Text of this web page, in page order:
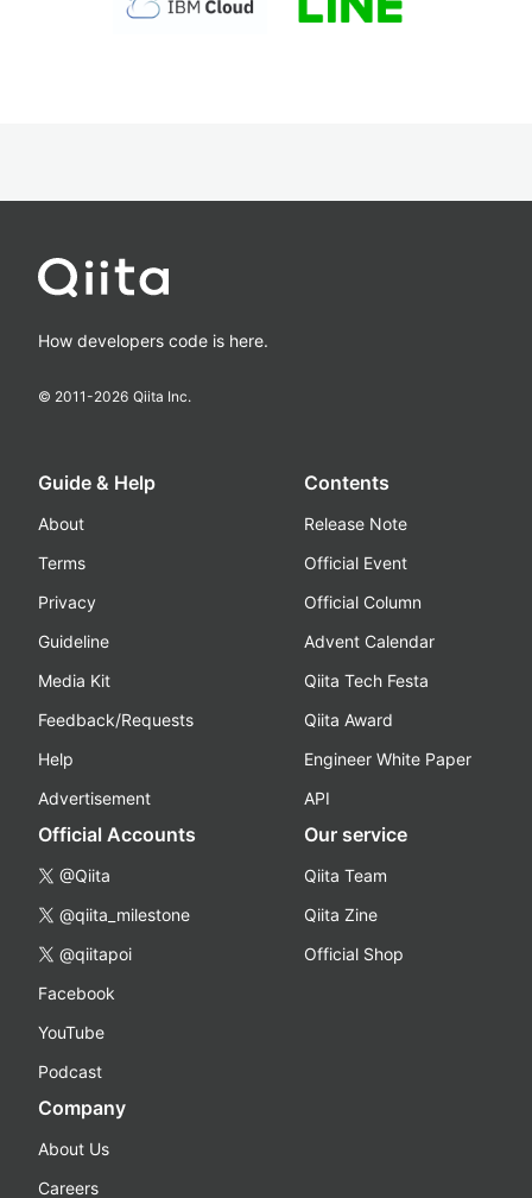
How developers code is here.
© 2011-2026 Qiita Inc.
Guide & Help
About
Terms
Privacy
Guideline
Media Kit
Feedback/Requests
Help
Advertisement
Contents
Release Note
Official Event
Official Column
Advent Calendar
Qiita Tech Festa
Qiita Award
Engineer White Paper
API
Official Accounts
@Qiita
@qiita_milestone
@qiitapoi
Facebook
YouTube
Podcast
Our service
Qiita Team
Qiita Zine
Official Shop
Company
About Us
Careers